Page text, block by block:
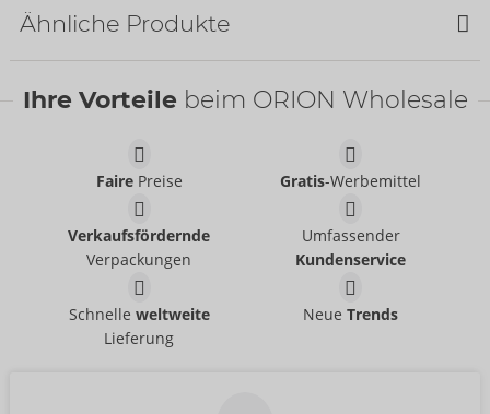
Arcwave
07543900000
Tester Thruster
Arcwave
07543820000
0,00 €
Ähnliche Produkte
Piss Play With Glans
Piss Play
Ihre Vorteile beim ORION Wholesale
FairePreise Gratis-Werbemittel
Verkaufsfördernde
Verpackungen
Umfassender
Kundenservice
Schnelle weltweite
Lieferung
NeueTrends